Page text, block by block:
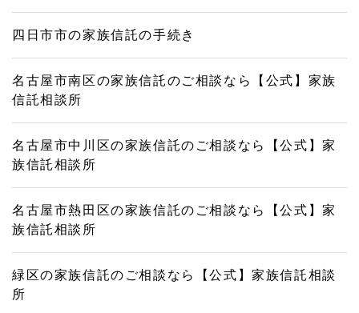
四日市市の家族信託の手続き
名古屋市南区の家族信託のご相談なら【公式】家族
信託相談所
名古屋市中川区の家族信託のご相談なら【公式】家
族信託相談所
名古屋市熱田区の家族信託のご相談なら【公式】家
族信託相談所
緑区の家族信託のご相談なら【公式】家族信託相談
所